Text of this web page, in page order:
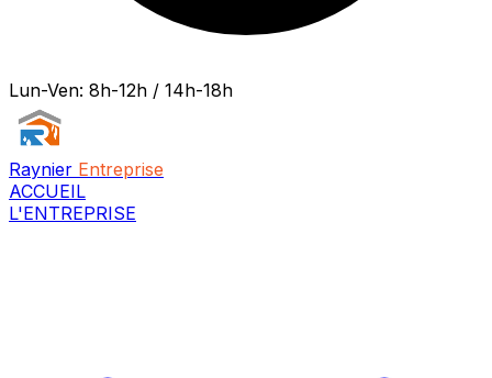
Lun-Ven: 8h-12h / 14h-18h
Raynier Entreprise
ACCUEIL
L'ENTREPRISE